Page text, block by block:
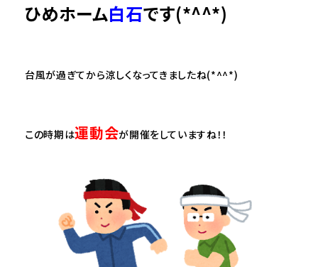
ひめホーム白石です(*^^*)
台風が過ぎてから涼しくなってきましたね(*^^*)
この時期は運動会が開催をしていますね！！